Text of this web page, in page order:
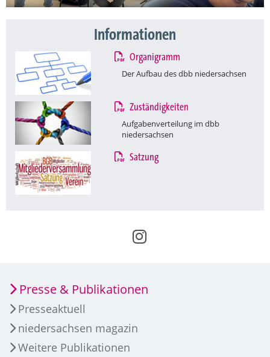
Informationen
Organigramm
Der Aufbau des dbb niedersachsen
Zuständigkeiten
Aufgabenverteilung im dbb
niedersachsen
Satzung
Presse & Publikationen
Presseaktuell
niedersachsen magazin
Weitere Publikationen